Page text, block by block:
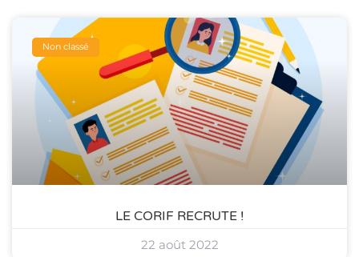
Non classé
LE CORIF RECRUTE !
22 août 2022